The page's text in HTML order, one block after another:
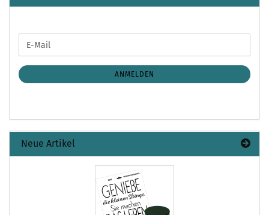
ZUR
ANMELDUNG
E-
Mail
ANMELDEN
Neue Artikel